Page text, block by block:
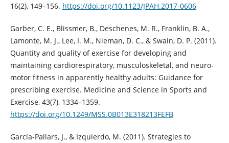
16(2), 149–156. https://doi.org/10.1123/JPAH.2017-0606
Garber, C. E., Blissmer, B., Deschenes, M. R., Franklin, B. A.,
Lamonte, M. J., Lee, I. M., Nieman, D. C., & Swain, D. P. (2011).
Quantity and quality of exercise for developing and
maintaining cardiorespiratory, musculoskeletal, and neuro-
motor fitness in apparently healthy adults: Guidance for
prescribing exercise. Medicine and Science in Sports and
Exercise, 43(7), 1334–1359.
https://doi.org/10.1249/MSS.0B013E318213FEFB
García-Pallars, J., & Izquierdo, M. (2011). Strategies to